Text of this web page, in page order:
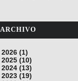
ARCHIVO
2026 (1)
junio (1)
2025 (10)
noviembre (1)
octubre (1)
2024 (13)
diciembre (4)
2023 (19)